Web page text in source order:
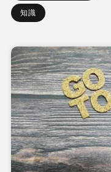
知識